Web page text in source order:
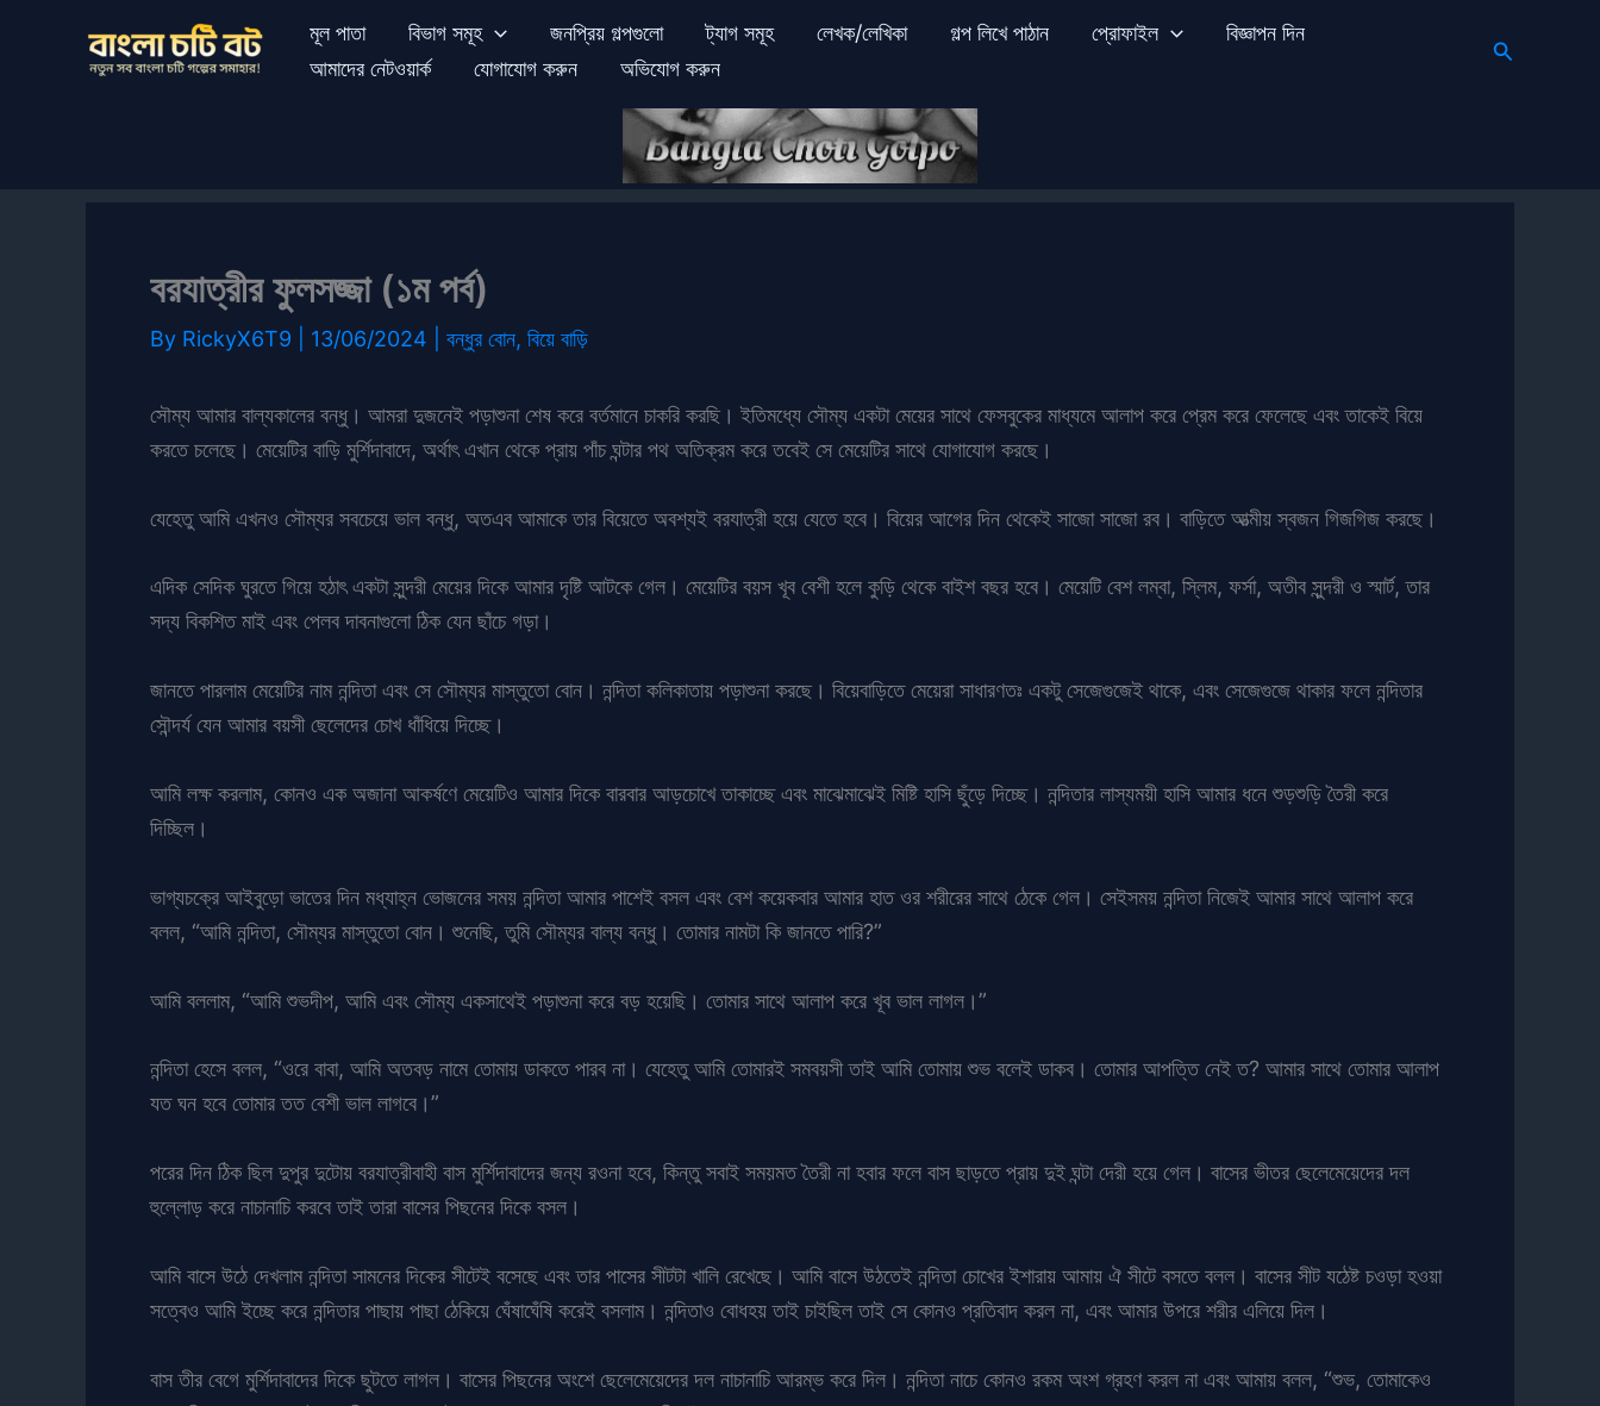
মূল পাতা বিভাগ সমূহ জনপ্রিয় গল্পগুলো ট্যাগ সমূহ লেখক/লেখিকা গল্প লিখে পাঠান প্রোফাইল
বিজ্ঞাপন দিন
আমাদের নেটওয়ার্ক
যোগাযোগ করুন অভিযোগ করুন
Search
বরযাত্রীর ফুলসজ্জা (১ম পর্ব)
By RickyX6T9 13/06/2024 বন্ধুর বোন, বিয়ে বাড়ি
সৌম্য আমার বাল্যকালের বন্ধু। আমরা দুজনেই পড়াশুনা শেষ করে বর্তমানে চাকরি করছি। ইতিমধ্যে সৌম্য একটা মেয়ের সাথে ফেসবুকের মাধ্যমে আলাপ করে প্রেম করে ফেলেছে এবং তাকেই বিয়ে
করতে চলেছে। মেয়েটির বাড়ি মুর্শিদাবাদে, অর্থাৎ এখান থেকে প্রায় পাঁচ ঘন্টার পথ অতিক্রম করে তবেই সে মেয়েটির সাথে যোগাযোগ করছে।
যেহেতু আমি এখনও সৌম্যর সবচেয়ে ভাল বন্ধু, অতএব আমাকে তার বিয়েতে অবশ্যই বরযাত্রী হয়ে যেতে হবে। বিয়ের আগের দিন থেকেই সাজো সাজো রব। বাড়িতে আত্মীয় স্বজন গিজগিজ করছে।
এদিক সেদিক ঘুরতে গিয়ে হঠাৎ একটা সুন্দরী মেয়ের দিকে আমার দৃষ্টি আটকে গেল। মেয়েটির বয়স খূব বেশী হলে কুড়ি থেকে বাইশ বছর হবে। মেয়েটি বেশ লম্বা, স্লিম, ফর্সা, অতীব সুন্দরী ও স্মার্ট, তার
সদ্য বিকশিত মাই এবং পেলব দাবনাগুলো ঠিক যেন ছাঁচে গড়া।
জানতে পারলাম মেয়েটির নাম নন্দিতা এবং সে সৌম্যর মাস্তুতো বোন। নন্দিতা কলিকাতায় পড়াশুনা করছে। বিয়েবাড়িতে মেয়েরা সাধারণতঃ একটু সেজেগুজেই থাকে, এবং সেজেগুজে থাকার ফলে নন্দিতার
সৌন্দর্য যেন আমার বয়সী ছেলেদের চোখ ধাঁধিয়ে দিচ্ছে।
আমি লক্ষ করলাম, কোনও এক অজানা আকর্ষণে মেয়েটিও আমার দিকে বারবার আড়চোখে তাকাচ্ছে এবং মাঝেমাঝেই মিষ্টি হাসি ছুঁড়ে দিচ্ছে। নন্দিতার লাস্যময়ী হাসি আমার ধনে শুড়শুড়ি তৈরী করে
দিচ্ছিল।
ভাগ্যচক্রে আইবুড়ো ভাতের দিন মধ্যাহ্ন ভোজনের সময় নন্দিতা আমার পাশেই বসল এবং বেশ কয়েকবার আমার হাত ওর শরীরের সাথে ঠেকে গেল। সেইসময় নন্দিতা নিজেই আমার সাথে আলাপ করে
বলল, “আমি নন্দিতা, সৌম্যর মাস্তুতো বোন। শুনেছি, তুমি সৌম্যর বাল্য বন্ধু। তোমার নামটা কি জানতে পারি?”
আমি বললাম, “আমি শুভদীপ, আমি এবং সৌম্য একসাথেই পড়াশুনা করে বড় হয়েছি। তোমার সাথে আলাপ করে খূব ভাল লাগল।”
নন্দিতা হেসে বলল, “ওরে বাবা, আমি অতবড় নামে তোমায় ডাকতে পারব না। যেহেতু আমি তোমারই সমবয়সী তাই আমি তোমায় শুভ বলেই ডাকব। তোমার আপত্তি নেই ত? আমার সাথে তোমার আলাপ
যত ঘন হবে তোমার তত বেশী ভাল লাগবে।”
পরের দিন ঠিক ছিল দুপুর দুটোয় বরযাত্রীবাহী বাস মুর্শিদাবাদের জন্য রওনা হবে, কিন্তু সবাই সময়মত তৈরী না হবার ফলে বাস ছাড়তে প্রায় দুই ঘন্টা দেরী হয়ে গেল। বাসের ভীতর ছেলেমেয়েদের দল
হুল্লোড় করে নাচানাচি করবে তাই তারা বাসের পিছনের দিকে বসল।
আমি বাসে উঠে দেখলাম নন্দিতা সামনের দিকের সীটেই বসেছে এবং তার পাসের সীটটা খালি রেখেছে। আমি বাসে উঠতেই নন্দিতা চোখের ইশারায় আমায় ঐ সীটে বসতে বলল। বাসের সীট যঠেষ্ট চওড়া হওয়া
সত্বেও আমি ইচ্ছে করে নন্দিতার পাছায় পাছা ঠেকিয়ে ঘেঁষাঘেঁষি করেই বসলাম। নন্দিতাও বোধহয় তাই চাইছিল তাই সে কোনও প্রতিবাদ করল না, এবং আমার উপরে শরীর এলিয়ে দিল।
বাস তীর বেগে মুর্শিদাবাদের দিকে ছুটতে লাগল। বাসের পিছনের অংশে ছেলেমেয়েদের দল নাচানাচি আরম্ভ করে দিল। নন্দিতা নাচে কোনও রকম অংশ গ্রহণ করল না এবং আমায় বলল, “শুভ, তোমাকেও